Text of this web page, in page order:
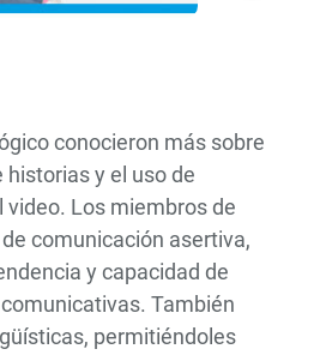
conocieron más sobre
y el uso de
Los miembros de
comunicación asertiva,
y capacidad de
También
permitiéndoles